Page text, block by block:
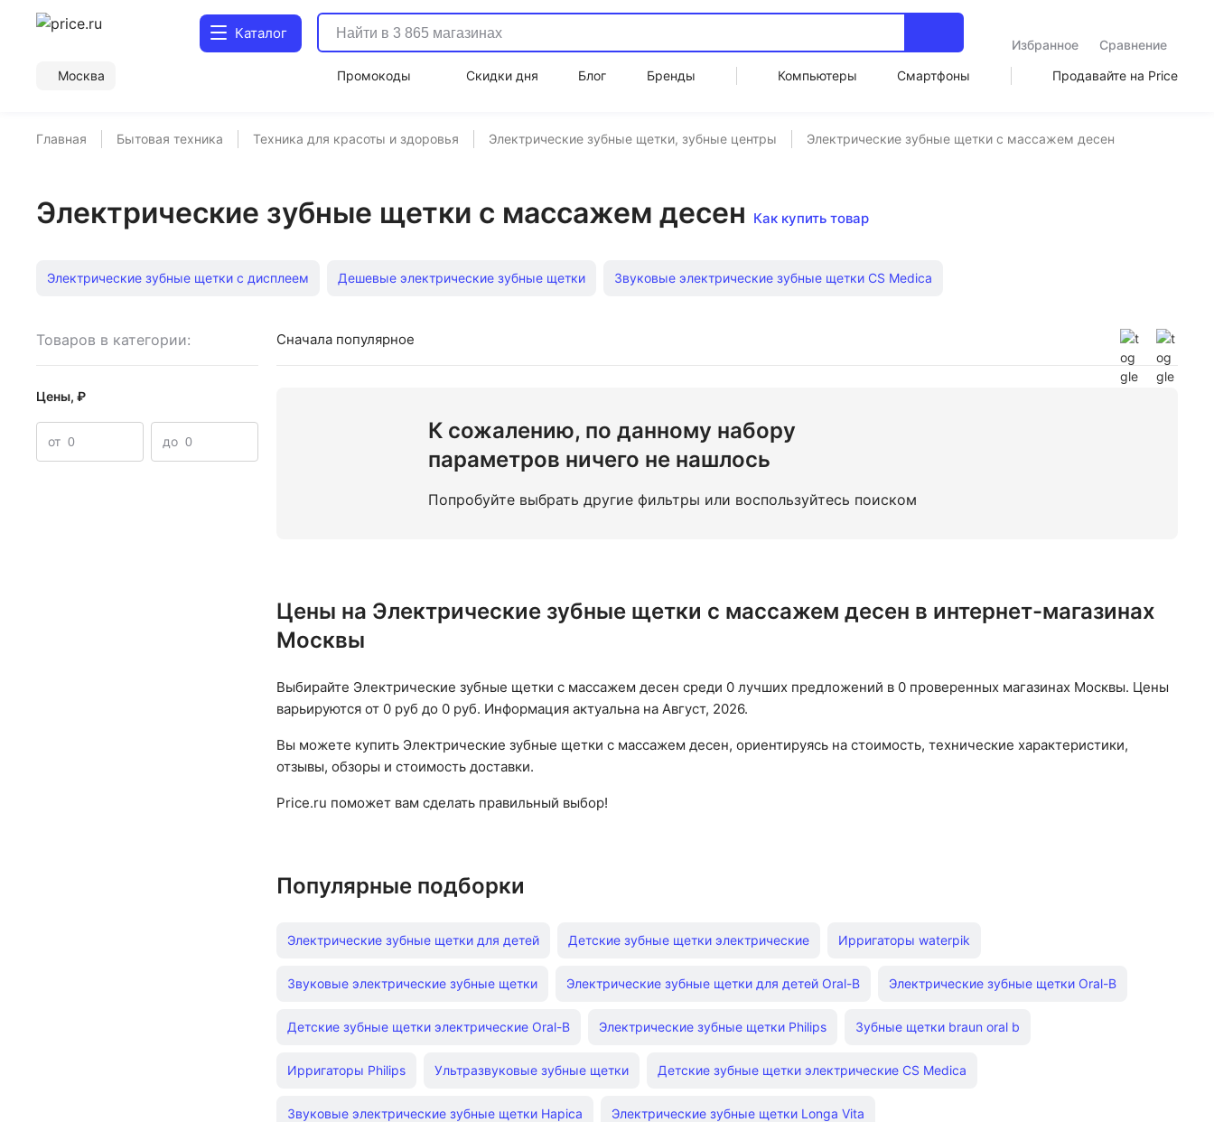
Каталог
Избранное
Сравнение
Москва
Промокоды Скидки дня Блог Бренды Компьютеры Смартфоны Продавайте на Price
Главная Бытовая техника Техника для красоты и здоровья Электрические зубные щетки, зубные центры Электрические зубные щетки с массажем десен
Электрические зубные щетки с массажем десен Как купить товар
Электрические зубные щетки с дисплеем Дешевые электрические зубные щетки Звуковые электрические зубные щетки CS Medica
Электрические зубные щетки Hapica Аккумуляторные зубные щетки Электрические зубные щетки с таймером Электрические зубные щетки Colgate
Зубные щетки на батарейках
Электрические зубные щетки для чувствительных зубов Насадки для ирригаторов для зубной щетки Электрические зубные центры
Товаров в категории:
Цены, ₽
от до
Сначала популярное
К сожалению, по данному набору
параметров ничего не нашлось
Попробуйте выбрать другие фильтры или воспользуйтесь поиском
Цены на Электрические зубные щетки с массажем десен в интернет-магазинах
Москвы
Выбирайте Электрические зубные щетки с массажем десен среди 0 лучших предложений в 0 проверенных магазинах Москвы. Цены
варьируются от 0 руб до 0 руб. Информация актуальна на Август, 2026.
Вы можете купить Электрические зубные щетки с массажем десен, ориентируясь на стоимость, технические характеристики,
отзывы, обзоры и стоимость доставки.
Price.ru поможет вам сделать правильный выбор!
Популярные подборки
Электрические зубные щетки для детей Детские зубные щетки электрические Ирригаторы waterpik
Звуковые электрические зубные щетки Электрические зубные щетки для детей Oral-B Электрические зубные щетки Oral-B
Детские зубные щетки электрические Oral-B Электрические зубные щетки Philips Зубные щетки braun oral b
Ирригаторы Philips Ультразвуковые зубные щетки Детские зубные щетки электрические CS Medica
Звуковые электрические зубные щетки Hapica Электрические зубные щетки Longa Vita